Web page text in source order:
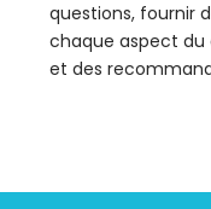
questions, fournir
chaque aspect du
et des